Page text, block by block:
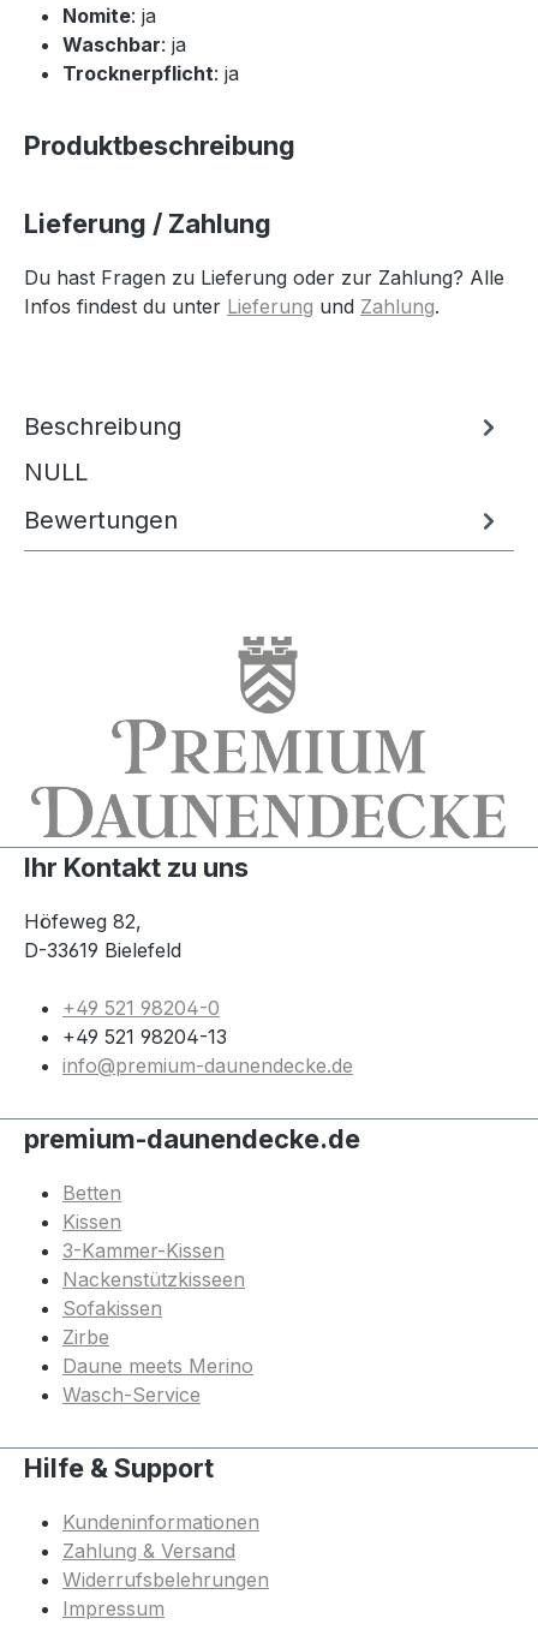
Nomite: ja
Waschbar: ja
Trocknerpflicht: ja
Produktbeschreibung
Lieferung / Zahlung
Du hast Fragen zu Lieferung oder zur Zahlung? Alle
Infos findest du unter Lieferung und Zahlung.
Beschreibung
NULL
Bewertungen
Ihr Kontakt zu uns
Höfeweg 82,
D-33619 Bielefeld
+49 521 98204-0
+49 521 98204-13
info@premium-daunendecke.de
premium-daunendecke.de
Betten
Kissen
3-Kammer-Kissen
Nackenstützkisseen
Sofakissen
Zirbe
Daune meets Merino
Wasch-Service
Hilfe & Support
Kundeninformationen
Zahlung & Versand
Widerrufsbelehrungen
Impressum